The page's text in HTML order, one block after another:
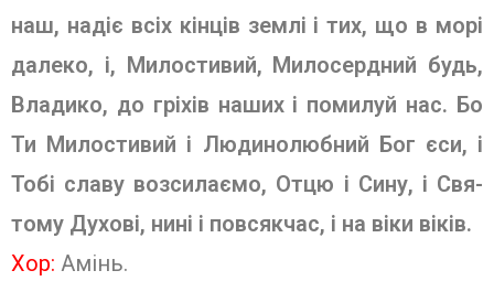
наш, надіє всіх кінців землі і тих, що в морі
далеко, і, Милостивий, Милосердний будь,
Владико, до гріхів наших і помилуй нас. Бо
Ти Милости­вий і Людинолюбний Бог єси, і
Тобі славу возсилаємо, Отцю і Сину, і Свя­
тому Духові, нині і повсякчас, і на віки віків.
Хор: Амінь.